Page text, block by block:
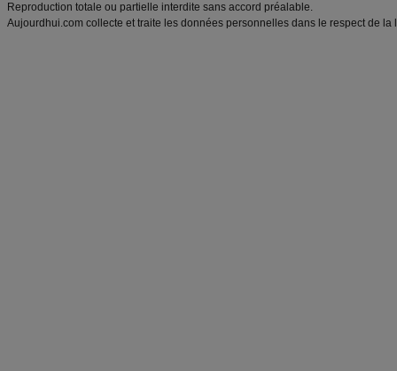
Reproduction totale ou partielle interdite sans accord préalable.
Aujourdhui.com collecte et traite les données personnelles dans le respect de